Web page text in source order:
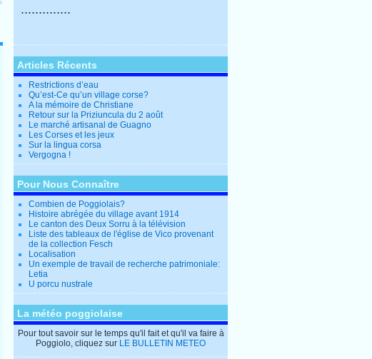
..............
Articles Récents
Restrictions d’eau
Qu’est-Ce qu’un village corse?
A la mémoire de Christiane
Retour sur la Priziuncula du 2 août
Le marché artisanal de Guagno
Les Corses et les jeux
Sur la lingua corsa
Vergogna !
Pour Nous Connaître
Combien de Poggiolais?
Histoire abrégée du village avant 1914
Le canton des Deux Sorru à la télévision
Liste des tableaux de l'église de Vico provenant
de la collection Fesch
Localisation
Un exemple de travail de recherche patrimoniale:
Letia
U porcu nustrale
La météo poggiolaise
Pour tout savoir sur le temps qu'il fait et qu'il va faire à
Poggiolo, cliquez sur LE BULLETIN METEO